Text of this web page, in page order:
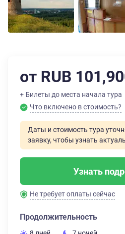
от RUB
+ Билеты до места начала тура
Что включено в стоимость?
Даты и стоимость тура
заявку, чтобы узнать
Узнать
Не требует оплаты сейчас
Продолжительность